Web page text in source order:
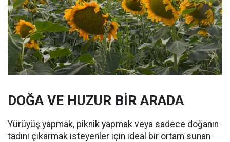
DOĞA VE HUZUR BİR ARADA
Yürüyüş yapmak, piknik yapmak veya sadece doğanın
tadını çıkarmak isteyenler için ideal bir ortam sunan